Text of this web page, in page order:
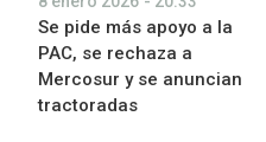
Se pide más apoyo a la
PAC, se rechaza a
Mercosur y se anuncian
tractoradas